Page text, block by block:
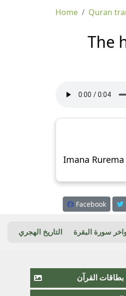
Home Quran
The
Imana
Facebook
سورة البقرة التاريخ الهجري
بطاقات القرآن